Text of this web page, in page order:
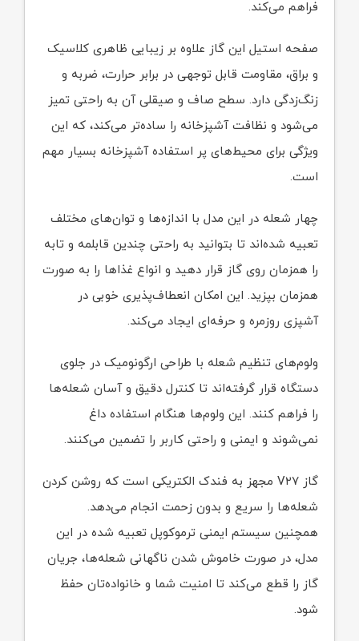
فراهم می‌کند.
صفحه استیل این گاز علاوه بر زیبایی ظاهری کلاسیک
و براق، مقاومت قابل توجهی در برابر حرارت، ضربه و
زنگ‌زدگی دارد. سطح صاف و صیقلی آن به راحتی تمیز
می‌شود و نظافت آشپزخانه را ساده‌تر می‌کند، که این
ویژگی برای محیط‌های پر استفاده آشپزخانه بسیار مهم
است.
چهار شعله در این مدل با اندازه‌ها و توان‌های مختلف
تعبیه شده‌اند تا بتوانید به راحتی چندین قابلمه و تابه
را همزمان روی گاز قرار دهید و انواع غذاها را به صورت
همزمان بپزید. این امکان انعطاف‌پذیری خوبی در
آشپزی روزمره و حرفه‌ای ایجاد می‌کند.
ولوم‌های تنظیم شعله با طراحی ارگونومیک در جلوی
دستگاه قرار گرفته‌اند تا کنترل دقیق و آسان شعله‌ها
را فراهم کنند. این ولوم‌ها هنگام استفاده داغ
نمی‌شوند و ایمنی و راحتی کاربر را تضمین می‌کنند.
گاز V۲۷ مجهز به فندک الکتریکی است که روشن کردن
شعله‌ها را سریع و بدون زحمت انجام می‌دهد.
همچنین سیستم ایمنی ترموکوپل تعبیه شده در این
مدل، در صورت خاموش شدن ناگهانی شعله‌ها، جریان
گاز را قطع می‌کند تا امنیت شما و خانواده‌تان حفظ
شود.